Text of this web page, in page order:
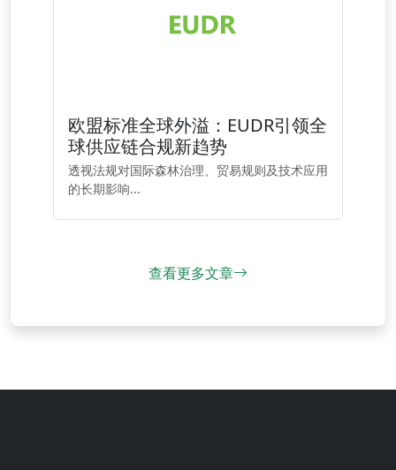
欧盟标准全球外溢：EUDR引领全
球供应链合规新趋势
透视法规对国际森林治理、贸易规则及技术应用
的长期影响...
查看更多文章